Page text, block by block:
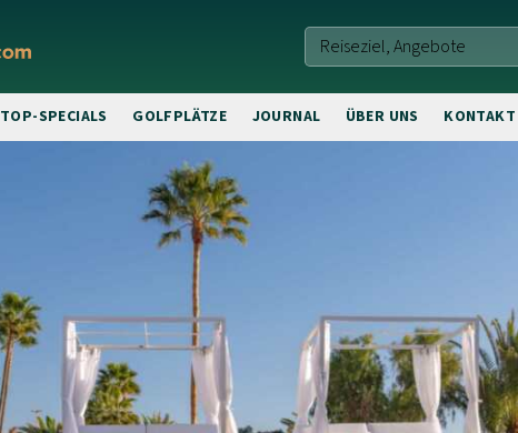
TOP-SPECIALS GOLFPLÄTZE JOURNAL ÜBER UNS KONTAKT